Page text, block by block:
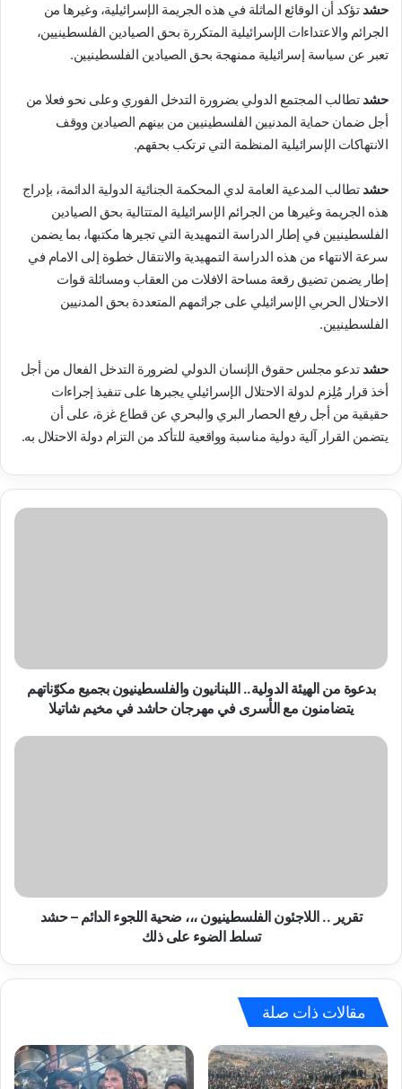
حشد تؤكد أن الوقائع الماثلة في هذه الجريمة الإسرائيلية، وغيرها من
الجرائم والاعتداءات الإسرائيلية المتكررة بحق الصيادين الفلسطينيين،
تعبر عن سياسة إسرائيلية ممنهجة بحق الصيادين الفلسطينيين.
حشد تطالب المجتمع الدولي بضرورة التدخل الفوري وعلى نحو فعلا من
أجل ضمان حماية المدنيين الفلسطينيين من بينهم الصيادين ووقف
الانتهاكات الإسرائيلية المنظمة التي ترتكب بحقهم.
حشد تطالب المدعية العامة لدي المحكمة الجنائية الدولية الدائمة، بإدراج
هذه الجريمة وغيرها من الجرائم الإسرائيلية المتتالية بحق الصيادين
الفلسطينيين في إطار الدراسة التمهيدية التي تجيرها مكتبها، بما يضمن
سرعة الانتهاء من هذه الدراسة التمهيدية والانتقال خطوة إلى الامام في
إطار يضمن تضيق رقعة مساحة الافلات من العقاب ومسائلة قوات
الاحتلال الحربي الإسرائيلي على جرائمهم المتعددة بحق المدنيين
الفلسطينيين.
حشد تدعو مجلس حقوق الإنسان الدولي لضرورة التدخل الفعال من أجل
أخذ قرار مُلِزم لدولة الاحتلال الإسرائيلي يجبرها على تنفيذ إجراءات
حقيقية من أجل رفع الحصار البري والبحري عن قطاع غزة، على أن
يتضمن القرار آلية دولية مناسبة وواقعية للتأكد من التزام دولة الاحتلال به.
بدعوة
يتضامنون
مع
الأسرى
مهرجان
بدعوة من الهيئة الدولية.. اللبنانيون والفلسطينيون بجميع مكوّناتهم
يتضامنون مع الأسرى في مهرجان حاشد في مخيم شاتيلا
تقرير
–
حشدتقرير .. اللاجئون الفلسطينيون ،،، ضحية اللجوء الدائم – حشد
تسلط الضوء على ذلك
مقالات ذات صلة